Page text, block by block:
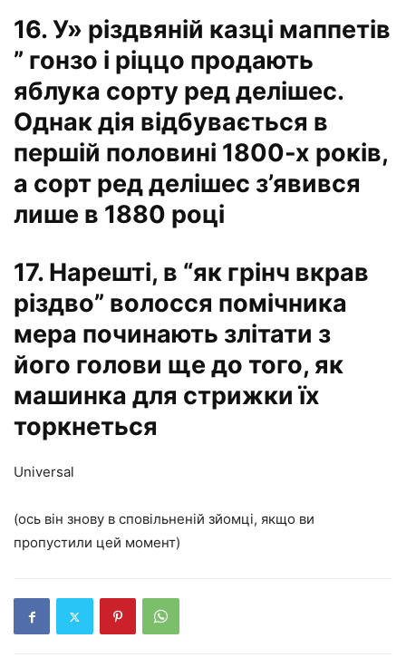
16. У» різдвяній казці маппетів
” гонзо і ріццо продають
яблука сорту ред делішес.
Однак дія відбувається в
першій половині 1800-х років,
а сорт ред делішес з’явився
лише в 1880 році
17. Нарешті, в “як грінч вкрав
різдво” волосся помічника
мера починають злітати з
його голови ще до того, як
машинка для стрижки їх
торкнеться
Universal
(ось він знову в сповільненій зйомці, якщо ви
пропустили цей момент)